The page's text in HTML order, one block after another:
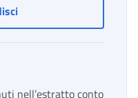
Consultazione
nell’estratto conto